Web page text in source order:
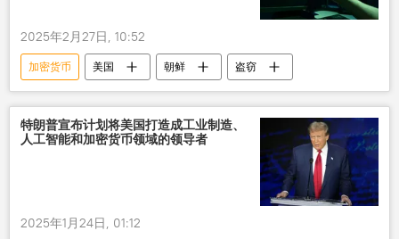
2025年2月27日, 10:52
加密货币 美国 朝鲜 盗窃
特朗普宣布计划将美国打造成工业制造、
人工智能和加密货币领域的领导者
2025年1月24日, 01:12